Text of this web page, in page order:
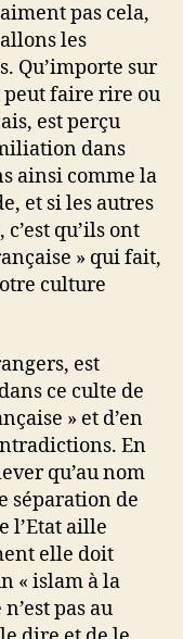
pas cela,
les
Qu’importe sur
peut faire rire ou
est perçu
dans
ainsi comme la
et si les autres
qu’ils ont
» qui fait,
culture
est
ce culte de
» et d’en
En
qu’au nom
séparation de
l’Etat aille
elle doit
« islam à la
pas au